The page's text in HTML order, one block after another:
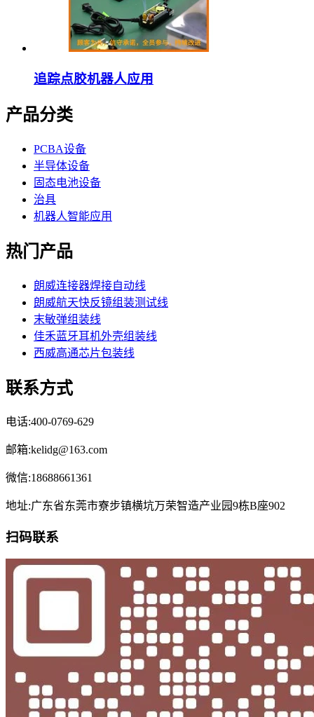
追踪点胶机器人应用
产品分类
PCBA设备
半导体设备
固态电池设备
治具
机器人智能应用
热门产品
朗威连接器焊接自动线
朗威航天快反镜组装测试线
末敏弹组装线
佳禾蓝牙耳机外壳组装线
西威高通芯片包装线
联系方式
电话:400-0769-629
邮箱:kelidg@163.com
微信:18688661361
地址:广东省东莞市寮步镇横坑万荣智造产业园9栋B座902
扫码联系